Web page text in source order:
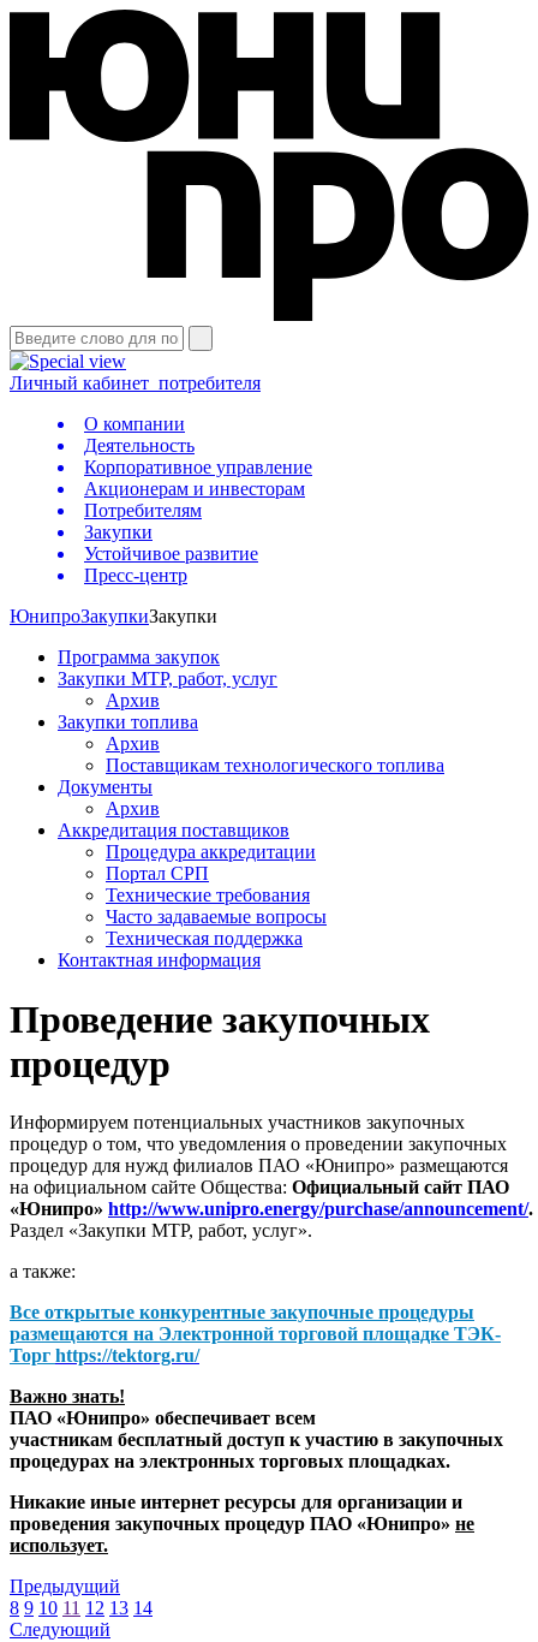
Личный кабинет потребителя
О компании
Деятельность
Корпоративное управление
Акционерам и инвесторам
Потребителям
Закупки
Устойчивое развитие
Пресс-центр
ЮнипроЗакупкиЗакупки
Программа закупок
Закупки МТР, работ, услуг
Архив
Закупки топлива
Архив
Поставщикам технологического топлива
Документы
Архив
Аккредитация поставщиков
Процедура аккредитации
Портал СРП
Технические требования
Часто задаваемые вопросы
Техническая поддержка
Контактная информация
Проведение закупочных
процедур
Информируем потенциальных участников закупочных
процедур о том, что уведомления о проведении закупочных
процедур для нужд филиалов ПАО «Юнипро» размещаются
на официальном сайте Общества: Официальный сайт ПАО
«Юнипро» http://www.unipro.energy/purchase/announcement/.
Раздел «Закупки МТР, работ, услуг».
а также:
Все открытые конкурентные закупочные процедуры
размещаются на Электронной торговой площадке ТЭК-
Торг https://tektorg.ru/
Важно знать!
ПАО «Юнипро» обеспечивает всем
участникам бесплатный доступ к участию в закупочных
процедурах на электронных торговых площадках.
Никакие иные интернет ресурсы для организации и
проведения закупочных процедур ПАО «Юнипро» не
использует.
Предыдущий
8 9 10 11 12 13 14
Следующий